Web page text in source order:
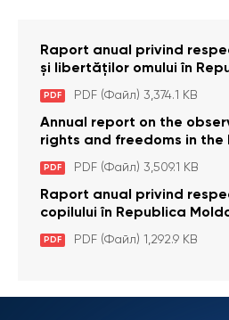
Raport anual privind
și libertăților omului în
anul 2023
PDF PDF (Файл) 3,374.1 KB
Annual report on the
rights and freedoms in the
Moldova in 2023
PDF PDF (Файл) 3,509.1 KB
Raport anual privind
copilului în Republica
PDF PDF (Файл) 1,292.9 KB